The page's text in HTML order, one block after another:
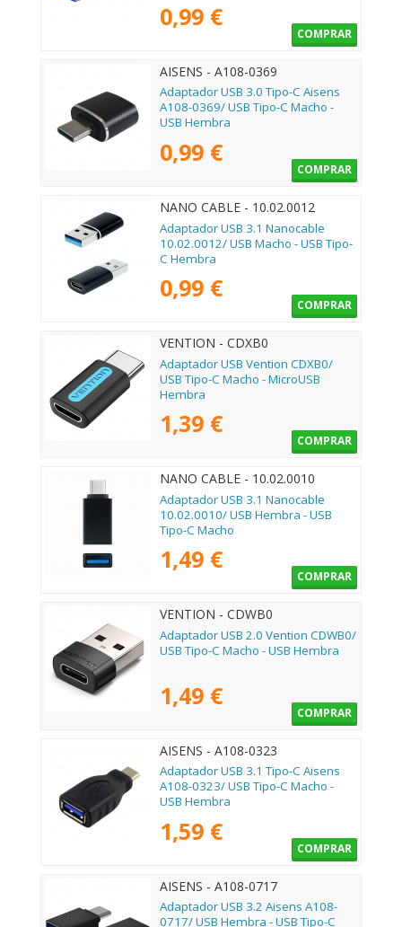
0,99 €
COMPRAR
AISENS - A108-0369
Adaptador USB 3.0 Tipo-C Aisens
A108-0369/ USB Tipo-C Macho -
USB Hembra
0,99 €
COMPRAR
NANO CABLE - 10.02.0012
Adaptador USB 3.1 Nanocable
10.02.0012/ USB Macho - USB Tipo-
C Hembra
0,99 €
COMPRAR
VENTION - CDXB0
Adaptador USB Vention CDXB0/
USB Tipo-C Macho - MicroUSB
Hembra
1,39 €
COMPRAR
NANO CABLE - 10.02.0010
Adaptador USB 3.1 Nanocable
10.02.0010/ USB Hembra - USB
Tipo-C Macho
1,49 €
COMPRAR
VENTION - CDWB0
Adaptador USB 2.0 Vention CDWB0/
USB Tipo-C Macho - USB Hembra
1,49 €
COMPRAR
AISENS - A108-0323
Adaptador USB 3.1 Tipo-C Aisens
A108-0323/ USB Tipo-C Macho -
USB Hembra
1,59 €
COMPRAR
AISENS - A108-0717
Adaptador USB 3.2 Aisens A108-
0717/ USB Hembra - USB Tipo-C